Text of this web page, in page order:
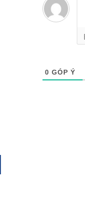
0 GÓP Ý